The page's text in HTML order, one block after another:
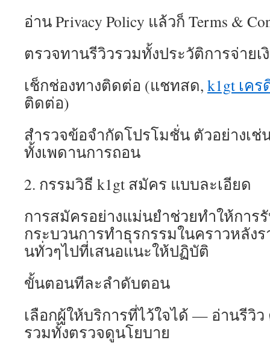
อ่าน Privacy Policy แล้วก็ Terms &
ตรวจทานรีวิวรวมทั้งประวัติการจ่ายเ
เช็กช่องทางติดต่อ (แชทสด, k1gt เค
ติดต่อ)
สำรวจข้อจำกัดโปรโมชั่น ตัวอย่างเช่
ทั้งเพดานการถอน
2. กรรมวิธี k1gt สมัคร แบบละเอียด
การสมัครอย่างแม่นยำช่วยทำให้การ
กระบวนการทำธุรกรรมในคราวหลัง
นทั่วๆไปที่เสนอแนะให้ปฏิบัติ
ขั้นตอนทีละลำดับตอน
เลือกผู้ให้บริการที่ไว้ใจได้ — อ่านรีวิ
รวมทั้งตรวจดูนโยบาย